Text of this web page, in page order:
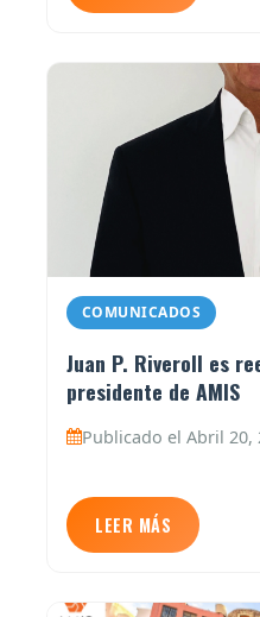
COMUNICADOS
Juan P. Riveroll es
presidente de AMIS
Publicado el Abril 20,
LEER MÁS